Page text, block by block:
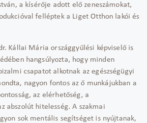
a kísérője adott elő zeneszámokat,
felléptek a Liget Otthon lakói és
Kállai Mária országgyűlési képviselő is
hangsúlyozta, hogy minden
csapatot alkotnak az egészségügyi
nagyon fontos az ő munkájukban a
az elérhetőség, a
abszolút hitelesség. A szakmai
sok mentális segítséget is nyújtanak,